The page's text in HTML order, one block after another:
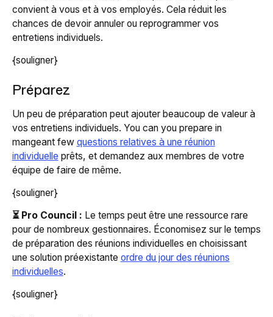
convient à vous et à vos employés. Cela réduit les
chances de devoir annuler ou reprogrammer vos
entretiens individuels.
{souligner}
Préparez
Un peu de préparation peut ajouter beaucoup de valeur à
vos entretiens individuels. You can you prepare in
mangeant few questions relatives à une réunion
individuelle prêts, et demandez aux membres de votre
équipe de faire de même.
{souligner}
⏳ Pro Council : Le temps peut être une ressource rare
pour de nombreux gestionnaires. Économisez sur le temps
de préparation des réunions individuelles en choisissant
une solution préexistante ordre du jour des réunions
individuelles.
{souligner}